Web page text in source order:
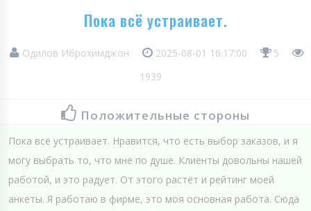
Пока всё устраивает.
Одилов Иброхимджон 2025-08-01 16:17:00
5
1939
Положительные стороны
Пока всё устраивает. Нравится, что есть выбор заказов, и я
могу выбрать то, что мне по душе. Клиенты довольны нашей
работой, и это радует. От этого растёт и рейтинг моей
анкеты. Я работаю в фирме, это моя основная работа. Сюда